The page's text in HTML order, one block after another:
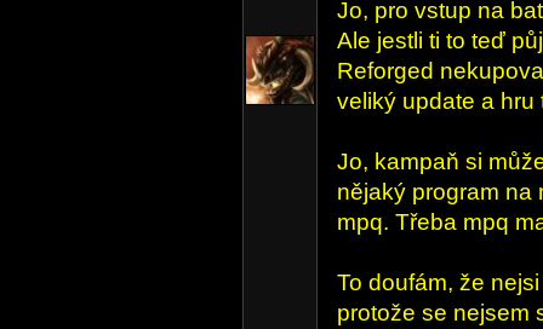
Jo, pro vstup na
Ale jestli ti to teď
Reforged
veliký update a hru
Jo, kampaň si
nějaký program na
mpq. Třeba mpq
To doufám, že
protože se nejsem